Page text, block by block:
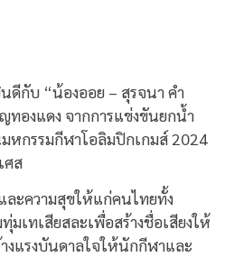
ดีกับ “น้องออย – สุรจนา คำ
ทองแดง จากการแข่งขันยกน้ำ
หกรรมกีฬาโอลิมปิกเกมส์ 2024
ศส
ะความสุขให้แก่คนไทยทั้ง
เทเสียสละเพื่อสร้างชื่อเสียงให้
งแรงบันดาลใจให้นักกีฬาและ